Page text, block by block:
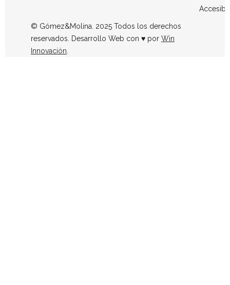
© Gómez&Molina. 2025 Todos los derechos
reservados. Desarrollo Web con ♥ por Win
Innovación.